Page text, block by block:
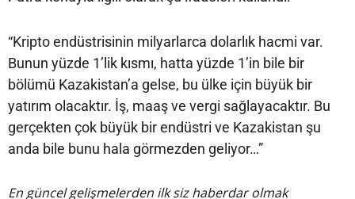
“Kripto endüstrisinin milyarlarca dolarlık hacmi var.
Bunun yüzde 1’lik kısmı, hatta yüzde 1’in bile bir
bölümü Kazakistan’a gelse, bu ülke için büyük bir
yatırım olacaktır. İş, maaş ve vergi sağlayacaktır. Bu
gerçekten çok büyük bir endüstri ve Kazakistan şu
anda bile bunu hala görmezden geliyor…”
En güncel gelişmelerden ilk siz haberdar olmak